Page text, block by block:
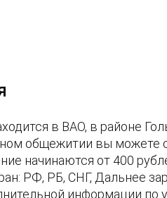
в ВАО, в районе
общежитии вы можете
начинаются от 400
РФ, РБ, СНГ, Дальнее
информации по